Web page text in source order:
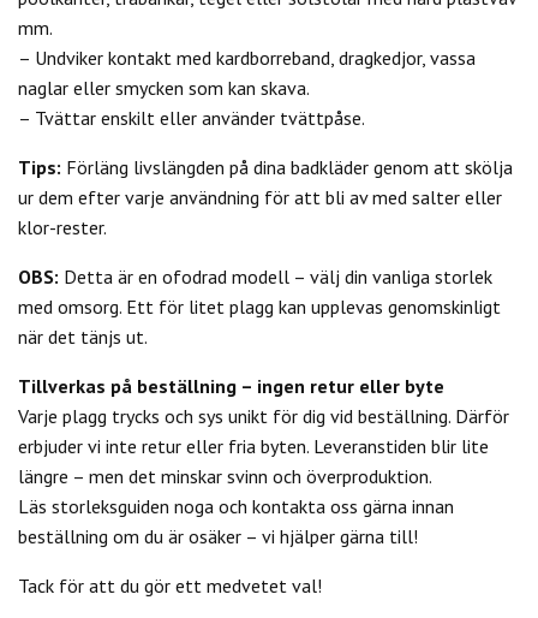
mm.
– Undviker kontakt med kardborreband, dragkedjor, vassa
naglar eller smycken som kan skava.
– Tvättar enskilt eller använder tvättpåse.
Tips: Förläng livslängden på dina badkläder genom att skölja
ur dem efter varje användning för att bli av med salter eller
klor-rester.
OBS: Detta är en ofodrad modell – välj din vanliga storlek
med omsorg. Ett för litet plagg kan upplevas genomskinligt
när det tänjs ut.
Tillverkas på beställning – ingen retur eller byte
Varje plagg trycks och sys unikt för dig vid beställning. Därför
erbjuder vi inte retur eller fria byten. Leveranstiden blir lite
längre – men det minskar svinn och överproduktion.
Läs storleksguiden noga och kontakta oss gärna innan
beställning om du är osäker – vi hjälper gärna till!
Tack för att du gör ett medvetet val!